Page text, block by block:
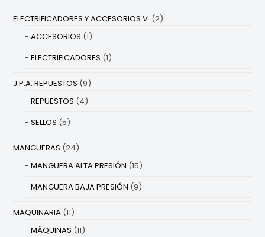
ELECTRIFICADORES Y ACCESORIOS V. (2)
ACCESORIOS (1)
ELECTRIFICADORES (1)
J.P.A. REPUESTOS (9)
REPUESTOS (4)
SELLOS (5)
MANGUERAS (24)
MANGUERA ALTA PRESIÓN (15)
MANGUERA BAJA PRESIÓN (9)
MAQUINARIA (11)
MÁQUINAS (11)